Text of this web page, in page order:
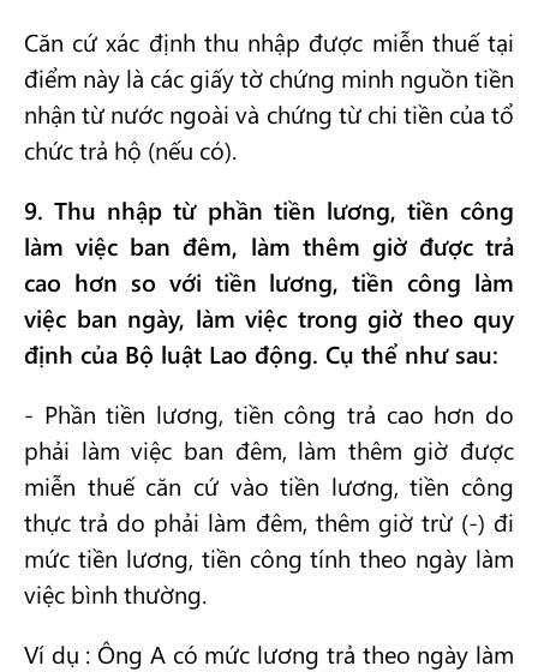
Căn cứ xác định thu nhập được miễn thuế tại
điểm này là các giấy tờ chứng minh nguồn tiền
nhận từ nước ngoài và chứng từ chi tiền của tổ
chức trả hộ (nếu có).
9. Thu nhập từ phần tiền lương, tiền công
làm việc ban đêm, làm thêm giờ được trả
cao hơn so với tiền lương, tiền công làm
việc ban ngày, làm việc trong giờ theo quy
định của Bộ luật Lao động. Cụ thể như sau:
- Phần tiền lương, tiền công trả cao hơn do
phải làm việc ban đêm, làm thêm giờ được
miễn thuế căn cứ vào tiền lương, tiền công
thực trả do phải làm đêm, thêm giờ trừ (-) đi
mức tiền lương, tiền công tính theo ngày làm
việc bình thường.
Ví dụ : Ông A có mức lương trả theo ngày làm